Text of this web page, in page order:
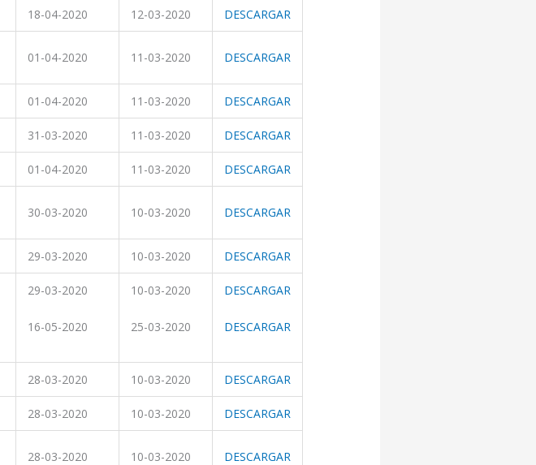
18-04-2020 12-03-2020 DESCARGAR
01-04-2020 11-03-2020 DESCARGAR
01-04-2020 11-03-2020 DESCARGAR
31-03-2020 11-03-2020 DESCARGAR
01-04-2020 11-03-2020 DESCARGAR
30-03-2020 10-03-2020 DESCARGAR
29-03-2020 10-03-2020 DESCARGAR
29-03-2020
16-05-2020
10-03-2020
25-03-2020
DESCARGAR
DESCARGAR
28-03-2020 10-03-2020 DESCARGAR
28-03-2020 10-03-2020 DESCARGAR
28-03-2020 10-03-2020 DESCARGAR